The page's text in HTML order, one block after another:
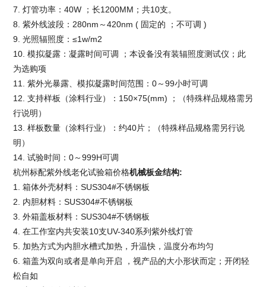
7. 灯管功率：40W ；长1200MM；共10支。
8. 紫外线波段：280nm～420nm ( 固定的 ；不可调 )
9. 光照辐照度：≤1w/m2
10. 模拟凝露：凝露时间可调 ；本设备没有装辐照度测试仪；此
为选购项
11. 紫外光暴露、模拟凝露时间范围：0～99小时可调
12. 支持样板（涂料行业）：150×75(mm) ；（特殊样品规格需另
行说明）
13. 样板数量（涂料行业）：约40片；（特殊样品规格需另行说
明）
14. 试验时间：0～999H可调
杭州标配紫外线老化试验箱价格机械板金结构:
1. 箱体外壳材料：SUS304#不锈钢板
2. 内胆材料：SUS304#不锈钢板
3. 外箱盖板材料：SUS304#不锈钢板
4. 在工作室内共安装10支UV-340系列紫外线灯管
5. 加热方式为内胆水槽式加热，升温快，温度分布均匀
6. 箱盖为双向或者是单向开启 ，视产品的大小形状而定；开闭轻
松自如